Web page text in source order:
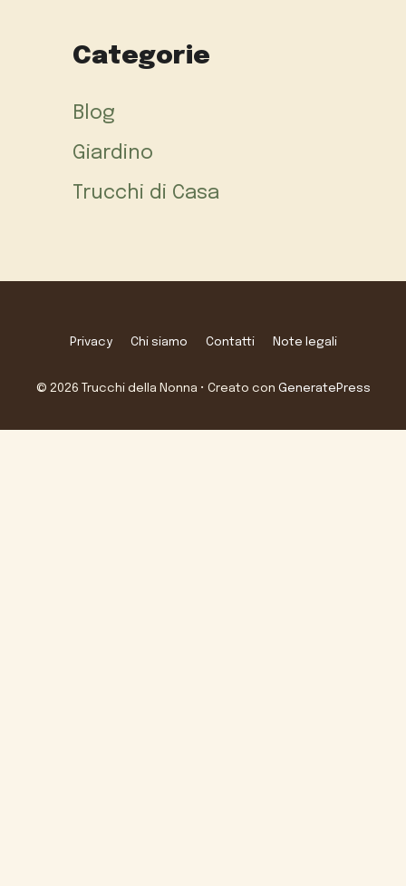
Categorie
Blog
Giardino
Trucchi di Casa
Privacy Chi siamo Contatti Note legali
© 2026 Trucchi della Nonna • Creato con GeneratePress